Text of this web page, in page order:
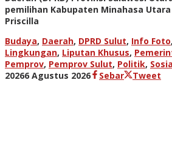
pemilihan Kabupaten Minahasa
Priscilla
Budaya, Daerah, DPRD Sulut, Info Foto,
Lingkungan, Liputan Khusus,
Pemprov, Pemprov Sulut, Politik,
20266 Agustus 2026olehSebar Tweet